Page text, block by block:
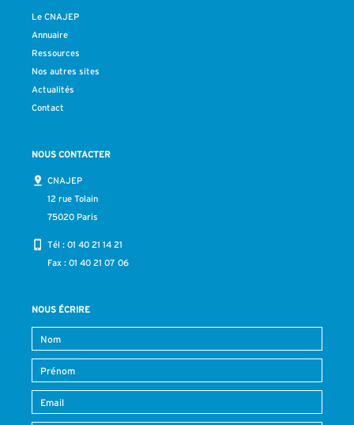
Le CNAJEP
Annuaire
Ressources
Nos autres sites
Actualités
Contact
NOUS CONTACTER
CNAJEP
12 rue Tolain
75020 Paris
Tél : 01 40 21 14 21
Fax : 01 40 21 07 06
NOUS ÉCRIRE